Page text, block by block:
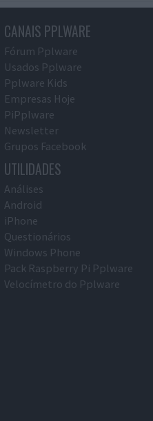
CANAIS PPLWARE
Fórum Pplware
Usados Pplware
Pplware Kids
Empresas Hoje
PiPplware
Newsletter
Grupos Facebook
UTILIDADES
Análises
Android
iPhone
Questionários
Windows Phone
Pack Raspberry Pi Pplware
Velocímetro do Pplware